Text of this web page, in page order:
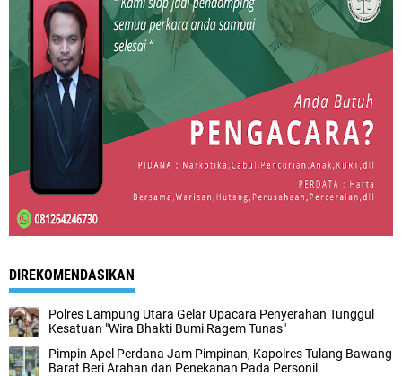
DIREKOMENDASIKAN
Polres Lampung Utara Gelar Upacara Penyerahan Tunggul
Kesatuan "Wira Bhakti Bumi Ragem Tunas"
Pimpin Apel Perdana Jam Pimpinan, Kapolres Tulang Bawang
Barat Beri Arahan dan Penekanan Pada Personil